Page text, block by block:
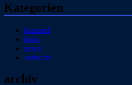
Kategorien
featured
links
news
software
archiv